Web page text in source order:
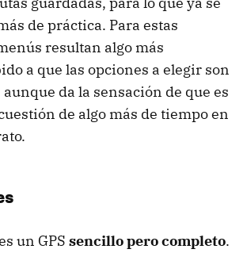
de práctica. Para estas
resultan algo más
a que las opciones a elegir son
da la sensación de que es
de algo más de tiempo en
un GPS sencillo pero completo.